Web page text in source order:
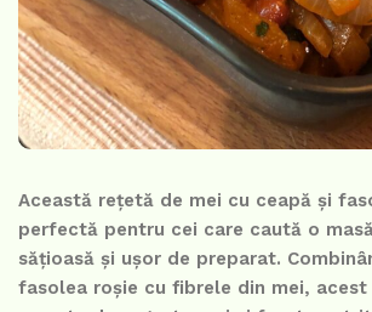
Această rețetă de mei cu ceapă și
perfectă pentru cei care caută o
sățioasă și ușor de preparat.
fasolea roșie cu fibrele din mei,